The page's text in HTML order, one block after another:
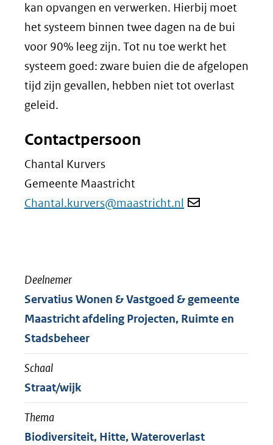
kan opvangen en verwerken. Hierbij moet
het systeem binnen twee dagen na de bui
voor 90% leeg zijn. Tot nu toe werkt het
systeem goed: zware buien die de afgelopen
tijd zijn gevallen, hebben niet tot overlast
geleid.
Contactpersoon
Chantal Kurvers
Gemeente Maastricht
Chantal.kurvers@maastricht.nl
Deelnemer
Servatius Wonen & Vastgoed & gemeente
Maastricht afdeling Projecten, Ruimte en
Stadsbeheer
Schaal
Straat/wijk
Thema
Biodiversiteit, Hitte, Wateroverlast